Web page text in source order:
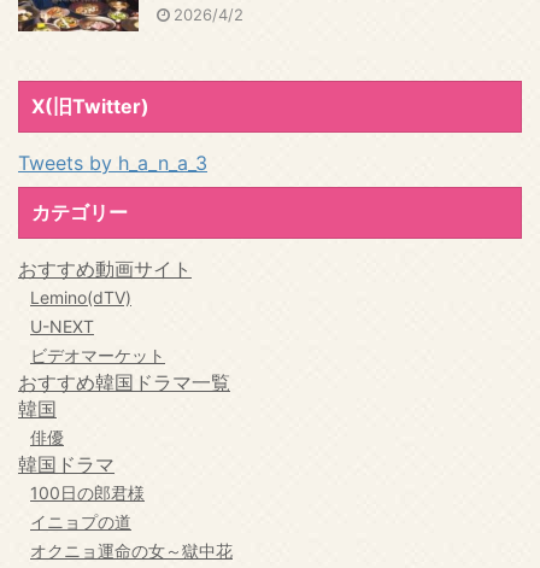
2026/4/2
X(旧Twitter)
Tweets by h_a_n_a_3
カテゴリー
おすすめ動画サイト
Lemino(dTV)
U-NEXT
ビデオマーケット
おすすめ韓国ドラマ一覧
韓国
俳優
韓国ドラマ
100日の郎君様
イニョプの道
オクニョ運命の女～獄中花